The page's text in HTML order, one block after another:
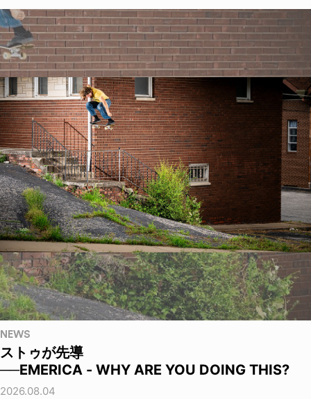
NEWS
ストゥが先導
──EMERICA - WHY ARE YOU DOING THIS?
2026.08.04